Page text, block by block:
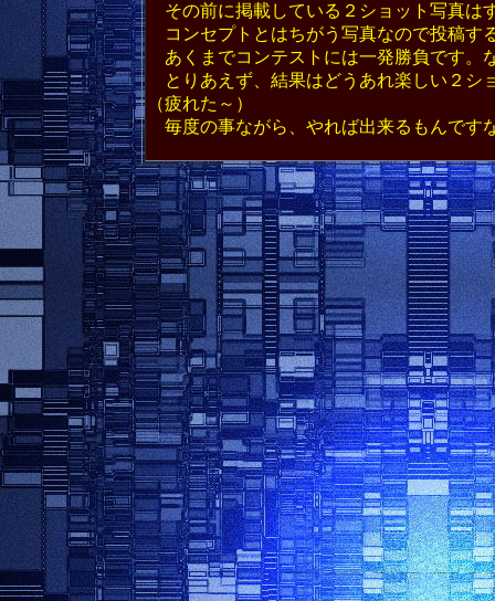
その前に掲載している２ショット写真は
コンセプトとはちがう写真なので投稿す
あくまでコンテストには一発勝負です。
とりあえず、結果はどうあれ楽しい２シ
（疲れた～）
毎度の事ながら、やれば出来るもんです